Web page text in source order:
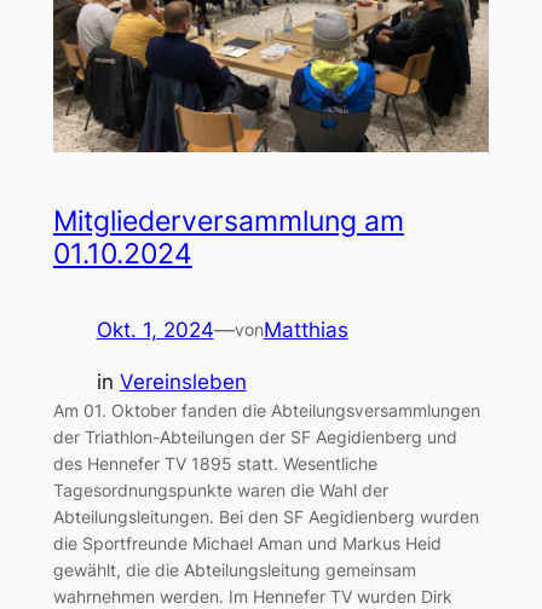
Mitgliederversammlung am
01.10.2024
Okt. 1, 2024—vonMatthias
in Vereinsleben
Am 01. Oktober fanden die Abteilungsversammlungen
der Triathlon-Abteilungen der SF Aegidienberg und
des Hennefer TV 1895 statt. Wesentliche
Tagesordnungspunkte waren die Wahl der
Abteilungsleitungen. Bei den SF Aegidienberg wurden
die Sportfreunde Michael Aman und Markus Heid
gewählt, die die Abteilungsleitung gemeinsam
wahrnehmen werden. Im Hennefer TV wurden Dirk